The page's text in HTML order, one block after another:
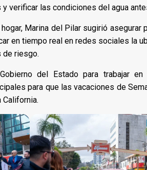
verificar las condiciones del agua
Marina del Pilar sugirió asegurar
en tiempo real en redes sociales la
de riesgo.
del Estado para trabajar en
para que las vacaciones de
California.